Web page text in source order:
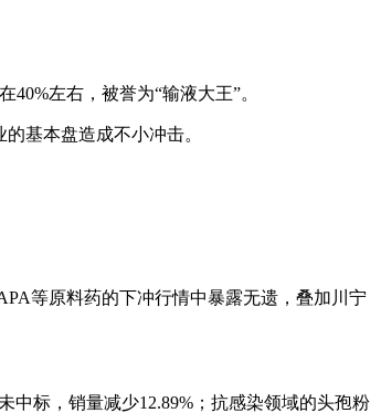
左右，被誉为“输液大王”。
基本盘造成不小冲击。
等原料药的下冲行情中暴露无遗，叠加川宁
中标，销量减少12.89%；抗感染领域的头孢粉